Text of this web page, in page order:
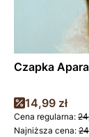
Czapka
Cena
14,99 zł
Cena regularna:
Najniższa cena: